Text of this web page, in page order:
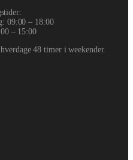
09:00 – 18:00
– 15:00
48 timer i weekender.